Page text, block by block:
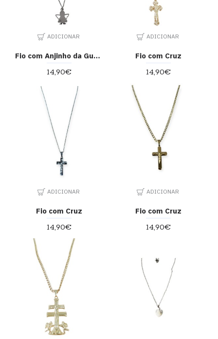
Fio com Anjinho da Guarda
14,90€
ADICIONAR
Fio com Cruz
14,90€
ADICIONAR
Fio com Cruz
14,90€
ADICIONAR
Fio com Cruz
14,90€
ADICIONAR